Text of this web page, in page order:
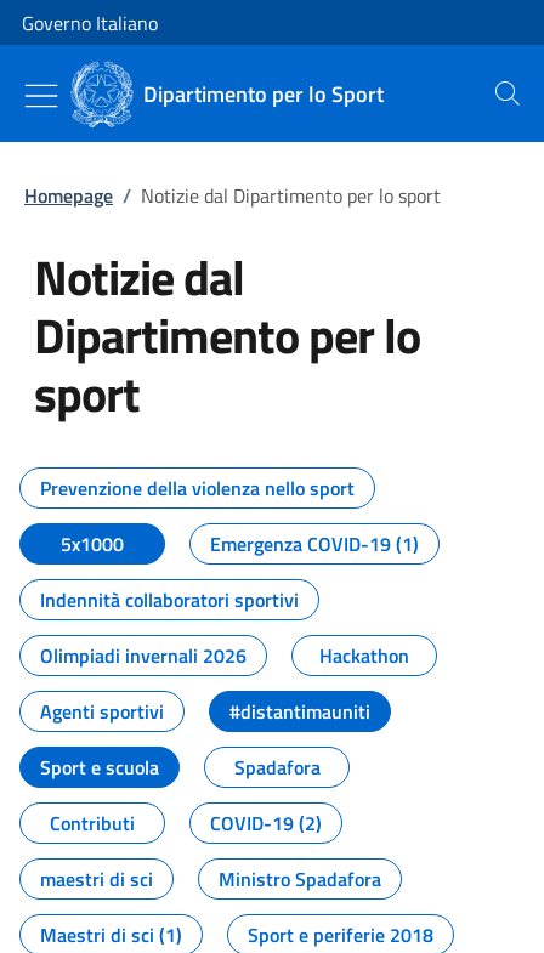
Vai al contenuto
Vai alla navigazione del sito
Governo Italiano
Dipartimento per lo Sport Cerca
Homepage / Notizie dal Dipartimento per lo sport
Notizie dal
Dipartimento per lo
sport
Tutti i contenuti della pagina
Prevenzione della violenza nello sport
5x1000
Emergenza COVID-19 (1)
Indennità collaboratori sportivi
Olimpiadi invernali 2026
Hackathon
Agenti sportivi
#distantimauniti
Sport e scuola
Spadafora
Contributi
COVID-19 (2)
maestri di sci
Ministro Spadafora
Maestri di sci (1)
Sport e periferie 2018